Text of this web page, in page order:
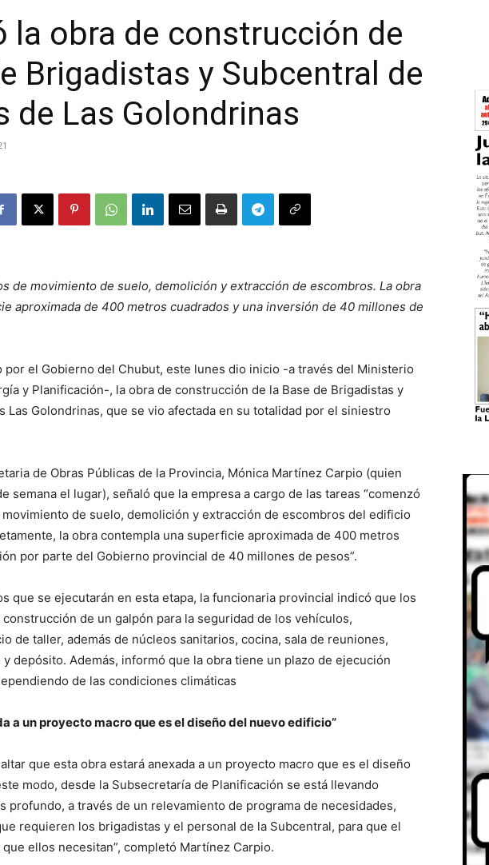
la obra de construcción de
Brigadistas y Subcentral de
de Las Golondrinas
de movimiento de suelo, demolición y extracción de escombros. La obra
aproximada de 400 metros cuadrados y una inversión de 40 millones de
por el Gobierno del Chubut, este lunes dio inicio -a través del Ministerio
y Planificación-, la obra de construcción de la Base de Brigadistas y
Las Golondrinas, que se vio afectada en su totalidad por el siniestro
de Obras Públicas de la Provincia, Mónica Martínez Carpio (quien
semana el lugar), señaló que la empresa a cargo de las tareas “comenzó
de suelo, demolición y extracción de escombros del edificio
la obra contempla una superficie aproximada de 400 metros
por parte del Gobierno provincial de 40 millones de pesos”.
que se ejecutarán en esta etapa, la funcionaria provincial indicó que los
de un galpón para la seguridad de los vehículos,
de taller, además de núcleos sanitarios, cocina, sala de reuniones,
depósito. Además, informó que la obra tiene un plazo de ejecución
de las condiciones climáticas
a un proyecto macro que es el diseño del nuevo edificio”
que esta obra estará anexada a un proyecto macro que es el diseño
modo, desde la Subsecretaría de Planificación se está llevando
profundo, a través de un relevamiento de programa de necesidades,
requieren los brigadistas y el personal de la Subcentral, para que el
ellos necesitan”, completó Martínez Carpio.